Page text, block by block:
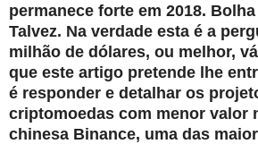
permanece forte em 2018.
Talvez. Na verdade esta é a
milhão de dólares, ou melhor,
que este artigo pretende lhe
é responder e detalhar os
criptomoedas com menor valor
chinesa Binance, uma das